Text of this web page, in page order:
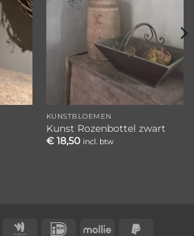
KUNSTBLOEMEN
Kunst Rozenbottel zwart
€18,50 incl. btw
BancontactGoogle
IDeal Mollie